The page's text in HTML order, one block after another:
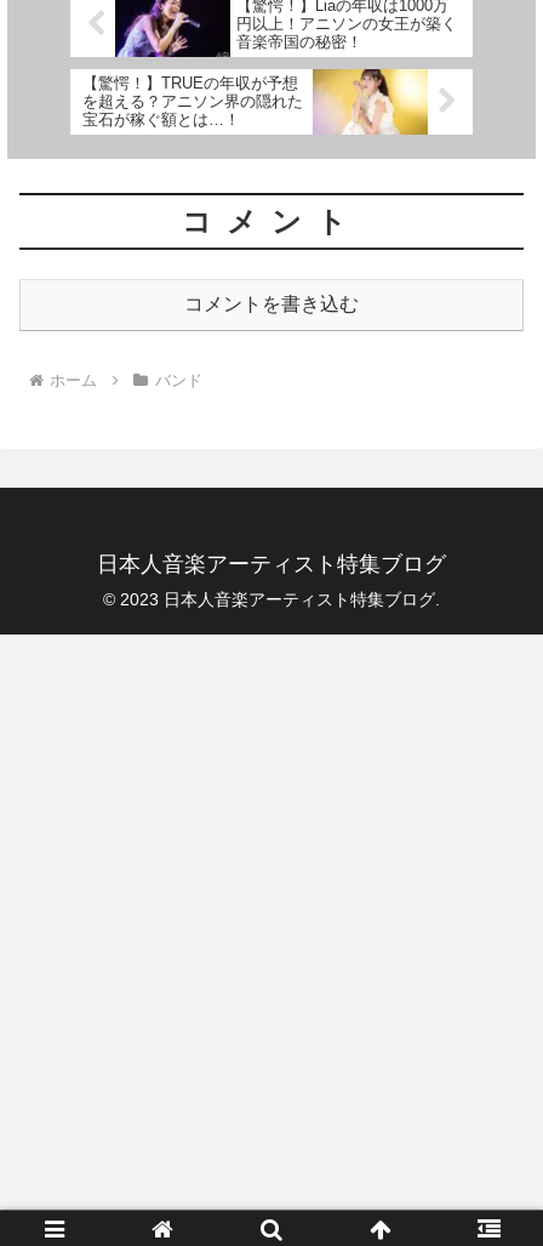
【驚愕！】Liaの年収は1000万
円以上！アニソンの女王が築く
音楽帝国の秘密！
【驚愕！】TRUEの年収が予想
を超える？アニソン界の隠れた
宝石が稼ぐ額とは…！
コメント
コメントを書き込む
ホーム バンド
日本人音楽アーティスト特集ブログ
© 2023 日本人音楽アーティスト特集ブログ.